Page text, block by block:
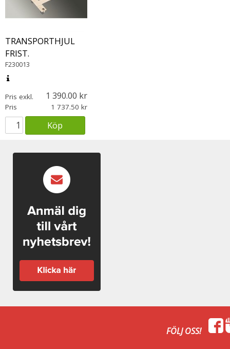
TRANSPORTHJUL
FRIST.
F230013
Pris exkl. 1 390.00
Pris 1 737.50
Köp
FÖLJ OSS!